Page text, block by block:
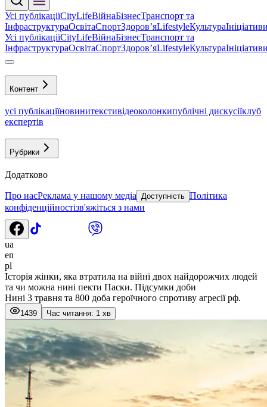
Усі публікаціїCityLifeВійнаБізнесТранспорт та
ІнфраструктураОсвітаСпортЗдоровʼяLifestyleКультура
Усі публікаціїCityLifeВійнаБізнесТранспорт та
ІнфраструктураОсвітаСпортЗдоровʼяLifestyleКультура
Контент
усі публікаціїновинитекстивідеоколонкипублічні дискусіїклуб
експертів
Рубрики
Додатково
Про насРеклама у нашому медіа Доступність Політика
конфіденційностізв'яжіться з нами
ua
en
pl
Історія жінки, яка втратила на війні двох найдорожчих людей
та чи можна нині пекти Паски. Підсумки доби
Нині 3 травня та 800 доба героїчного спротиву агресії рф.
1439 Час читання: 1 хв